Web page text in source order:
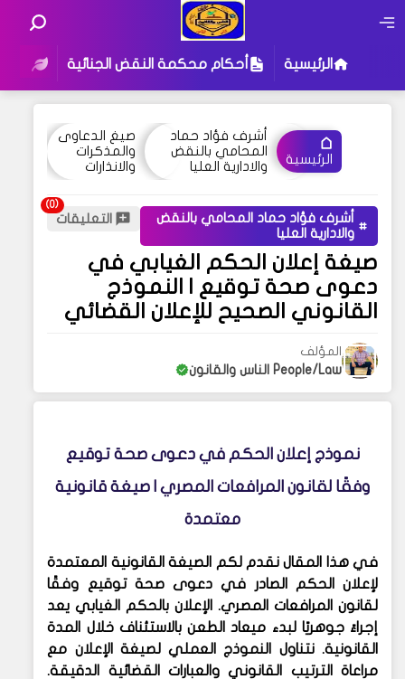
الرئيسية أحكام محكمة النقض الجنائية
الرئيسية
أشرف فؤاد حماد
المحامي بالنقض
والادارية العليا
صيغ الدعاوى
والمذكرات
والانذارات
أشرف فؤاد حماد المحامي بالنقض
والادارية العليا
التعليقات
صيغة إعلان الحكم الغيابي في
دعوى صحة توقيع | النموذج
القانوني الصحيح للإعلان القضائي
المؤلف
People/Law الناس والقانون
نموذج إعلان الحكم في دعوى صحة توقيع
وفقًا لقانون المرافعات المصري | صيغة قانونية
معتمدة
في هذا المقال نقدم لكم الصيغة القانونية المعتمدة
لإعلان الحكم الصادر في دعوى صحة توقيع وفقًا
لقانون المرافعات المصري. الإعلان بالحكم الغيابي يعد
إجراءً جوهريًا لبدء ميعاد الطعن بالاستئناف خلال المدة
القانونية. نتناول النموذج العملي لصيغة الإعلان مع
مراعاة الترتيب القانوني والعبارات القضائية الدقيقة.